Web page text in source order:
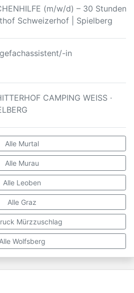
(m/w/d) – 30 Stunden |
Schweizerhof | Spielberg
in
CAMPING WEISS ·
Alle Murtal
Alle Murau
Alle Leoben
Alle Graz
Mürzzuschlag
Alle Wolfsberg